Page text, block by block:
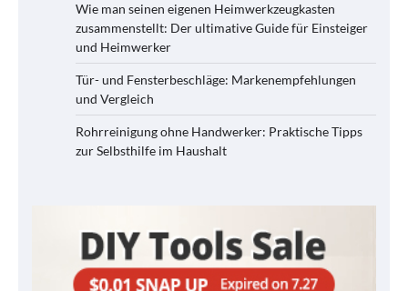
Wie man seinen eigenen Heimwerkzeugkasten
zusammenstellt: Der ultimative Guide für Einsteiger
und Heimwerker
Tür- und Fensterbeschläge: Markenempfehlungen
und Vergleich
Rohrreinigung ohne Handwerker: Praktische Tipps
zur Selbsthilfe im Haushalt